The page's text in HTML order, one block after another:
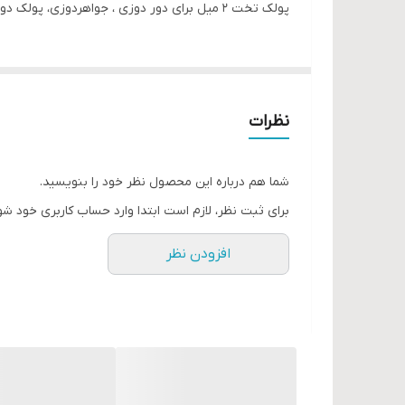
پولک تخت ۲ میل برای دور دوزی ، جواهردوزی، پولک دوزی، تزیین لباس
نظرات
شما هم درباره این محصول نظر خود را بنویسید.
برای ثبت نظر، لازم است ابتدا وارد حساب کاربری خود
افزودن نظر